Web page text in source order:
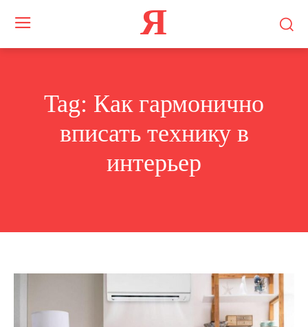
Я
Tag: Как гармонично
вписать технику в
интерьер